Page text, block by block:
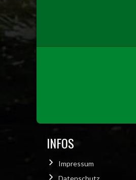
INFOS
Impressum
Datenschutz